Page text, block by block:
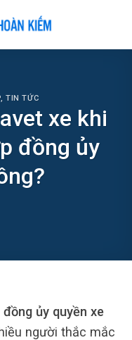
,TIN TỨC
xe khi
đồng ủy
ủy quyền xe
người thắc mắc